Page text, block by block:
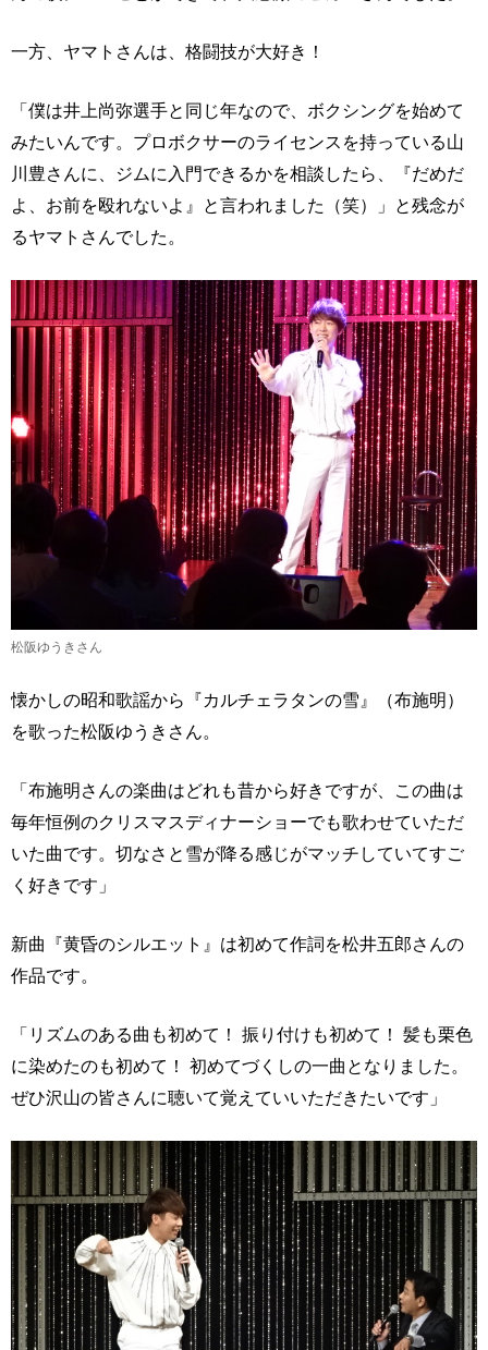
一方、ヤマトさんは、格闘技が大好き！
「僕は井上尚弥選手と同じ年なので、ボクシングを始めて
みたいんです。プロボクサーのライセンスを持っている山
川豊さんに、ジムに入門できるかを相談したら、『だめだ
よ、お前を殴れないよ』と言われました（笑）」と残念が
るヤマトさんでした。
松阪ゆうきさん
懐かしの昭和歌謡から『カルチェラタンの雪』（布施明）
を歌った松阪ゆうきさん。
「布施明さんの楽曲はどれも昔から好きですが、この曲は
毎年恒例のクリスマスディナーショーでも歌わせていただ
いた曲です。切なさと雪が降る感じがマッチしていてすご
く好きです」
新曲『黄昏のシルエット』は初めて作詞を松井五郎さんの
作品です。
「リズムのある曲も初めて！ 振り付けも初めて！ 髪も栗色
に染めたのも初めて！ 初めてづくしの一曲となりました。
ぜひ沢山の皆さんに聴いて覚えていいただきたいです」